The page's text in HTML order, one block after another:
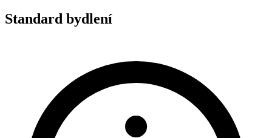
Standard bydlení